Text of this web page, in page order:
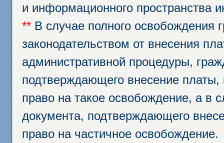
и информационного пространства
** В случае полного освобождения
законодательством от внесения
административной процедуры,
подтверждающего внесение
право на такое освобождение, а в
документа, подтверждающего
право на частичное освобождение.